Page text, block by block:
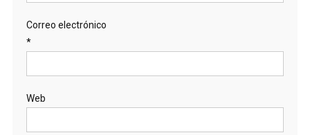
Correo electrónico
*
Web